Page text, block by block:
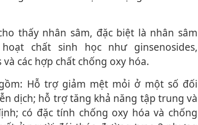
thấy nhân sâm, đặc biệt là nhân sâm
chất sinh học như ginsenosides,
các hợp chất chống oxy hóa.
dịch; hỗ trợ tăng khả năng tập trung và
có đặc tính chống oxy hóa và chống